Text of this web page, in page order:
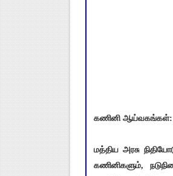
கணினி ஆய்வகங்கள்:
மத்திய அரசு
கணினிகளும்,